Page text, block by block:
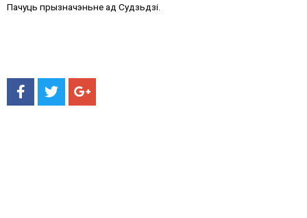
Пачуць прызначэньне ад Судзьдзі.